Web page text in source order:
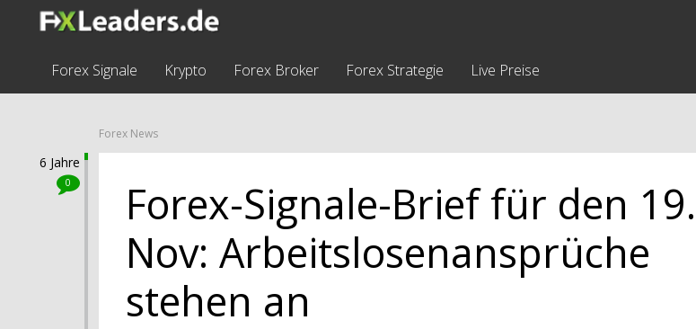
Forex Signale Krypto Forex Broker Forex Strategie Live Preise
Forex News
Forex-Signale-Brief für den 19.
Nov: Arbeitslosenansprüche
stehen an
6 Jahre
0